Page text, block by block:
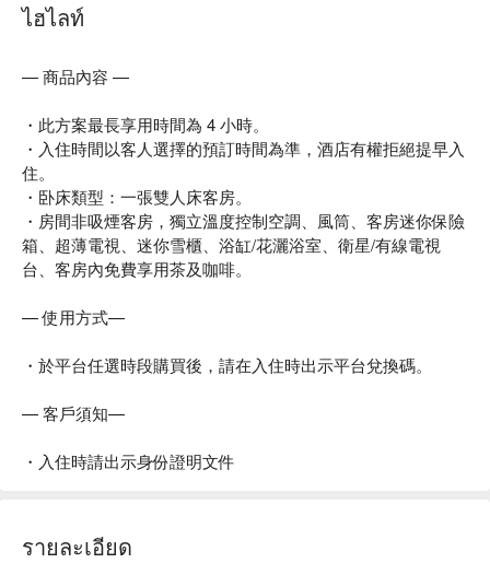
ไฮไลท์
— 商品內容 —
・此方案最長享用時間為 4 小時。
・入住時間以客人選擇的預訂時間為準，酒店有權拒絕提早入
住。
・卧床類型：一張雙人床客房。
・房間非吸煙客房，獨立溫度控制空調、風筒、客房迷你保險
箱、超薄電視、迷你雪櫃、浴缸/花灑浴室、衛星/有線電視
台、客房內免費享用茶及咖啡。
— 使用方式—
・於平台任選時段購買後，請在入住時出示平台兌換碼。
— 客戶須知—
・入住時請出示身份證明文件
รายละเอียด